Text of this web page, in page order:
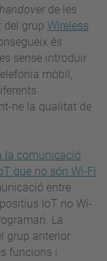
handoverde les
del grup Wireless
és
sense introduir
mòbil,
ne la qualitat de
la comunicació
que no són Wi-Fi
entre
IoT no Wi-
La
grup anterior
funcions i